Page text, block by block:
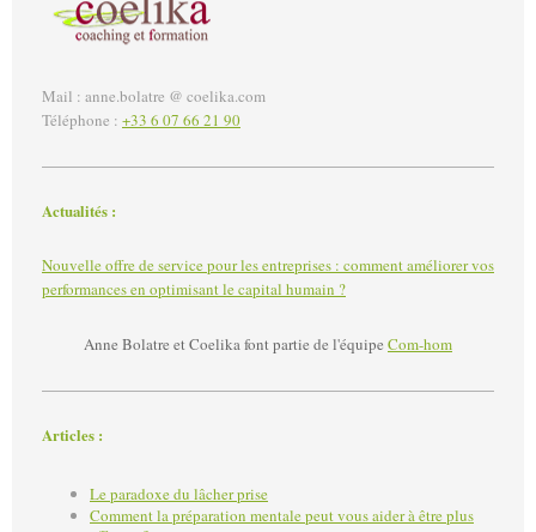
Mail : anne.bolatre @ coelika.com
Téléphone : +33 6 07 66 21 90
Actualités :
Nouvelle offre de service pour les entreprises : comment améliorer vos
performances en optimisant le capital humain ?
Anne Bolatre et Coelika font partie de l'équipe Com-hom
Articles :
Le paradoxe du lâcher prise
Comment la préparation mentale peut vous aider à être plus